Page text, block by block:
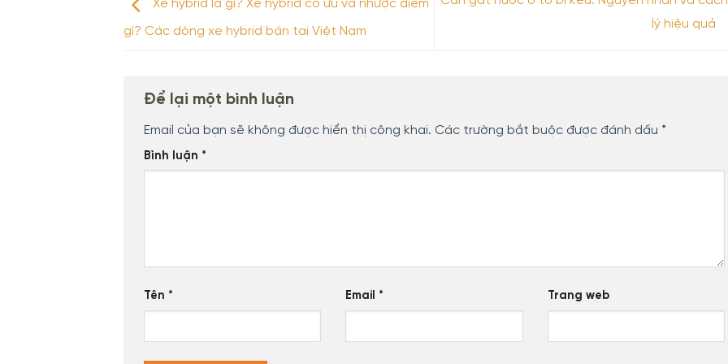
Xe hybrid là gì? Xe hybrid có ưu và nhược điểm
gì? Các dòng xe hybrid bán tại Việt Nam
lý hiệu quả
Để lại một bình luận
Email của bạn sẽ không được hiển thị công khai. Các trường bắt buộc được đánh dấu *
Bình luận *
Tên * Email * Trang web